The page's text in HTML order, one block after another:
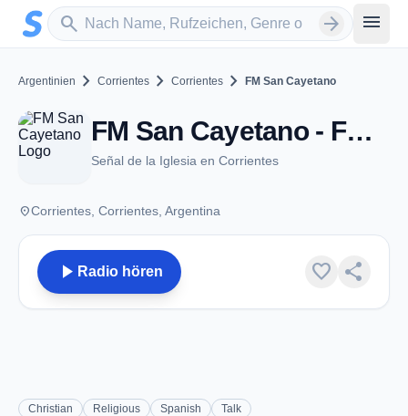
Zum Hauptinhalt springen
search
Sender suchen arrow_forward menu
Argentinien chevron_right Corrientes chevron_right Corrientes chevron_right FM San Cayetano
FM San Cayetano - FM 102.5 - Corrientes
Señal de la Iglesia en Corrientes
placeCorrientes, Corrientes, Argentina
play_arrow Radio hören favorite share
Christian Religious Spanish Talk